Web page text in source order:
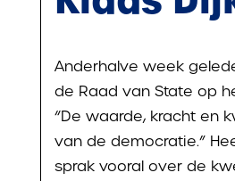
Anderhalve week
de Raad van State op
“De waarde, kracht en
van de democratie.”
sprak vooral over de